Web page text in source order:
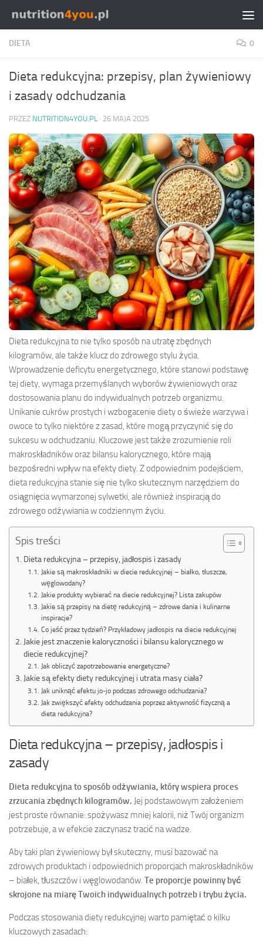
Przejdź do treści
DIETA 0
Dieta redukcyjna: przepisy, plan żywieniowy
i zasady odchudzania
PRZEZ NUTRITION4YOU.PL · 26 MAJA 2025
Dieta redukcyjna to nie tylko sposób na utratę zbędnych
kilogramów, ale także klucz do zdrowego stylu życia.
Wprowadzenie deficytu energetycznego, które stanowi podstawę
tej diety, wymaga przemyślanych wyborów żywieniowych oraz
dostosowania planu do indywidualnych potrzeb organizmu.
Unikanie cukrów prostych i wzbogacenie diety o świeże warzywa i
owoce to tylko niektóre z zasad, które mogą przyczynić się do
sukcesu w odchudzaniu. Kluczowe jest także zrozumienie roli
makroskładników oraz bilansu kalorycznego, które mają
bezpośredni wpływ na efekty diety. Z odpowiednim podejściem,
dieta redukcyjna stanie się nie tylko skutecznym narzędziem do
osiągnięcia wymarzonej sylwetki, ale również inspiracją do
zdrowego odżywiania w codziennym życiu.
Spis treści
Dieta redukcyjna – przepisy, jadłospis i zasady
Jakie są makroskładniki w diecie redukcyjnej – białko, tłuszcze,
węglowodany?
Jakie produkty wybierać na diecie redukcyjnej? Lista zakupów
Jakie są przepisy na dietę redukcyjną – zdrowe dania i kulinarne
inspiracje?
Co jeść przez tydzień? Przykładowy jadłospis na diecie redukcyjnej
Jakie jest znaczenie kaloryczności i bilansu kalorycznego w
diecie redukcyjnej?
Jak obliczyć zapotrzebowanie energetyczne?
Jakie są efekty diety redukcyjnej i utrata masy ciała?
Jak uniknąć efektu jo-jo podczas zdrowego odchudzania?
Jak zwiększyć efekty odchudzania poprzez aktywność fizyczną a
dieta redukcyjna?
Dieta redukcyjna – przepisy, jadłospis i
zasady
Dieta redukcyjna to sposób odżywiania, który wspiera proces
zrzucania zbędnych kilogramów. Jej podstawowym założeniem
jest proste równanie: spożywasz mniej kalorii, niż Twój organizm
potrzebuje, a w efekcie zaczynasz tracić na wadze.
Aby taki plan żywieniowy był skuteczny, musi bazować na
zdrowych produktach i odpowiednich proporcjach makroskładników
– białek, tłuszczów i węglowodanów. Te proporcje powinny być
skrojone na miarę Twoich indywidualnych potrzeb i trybu życia.
Podczas stosowania diety redukcyjnej warto pamiętać o kilku
kluczowych zasadach: